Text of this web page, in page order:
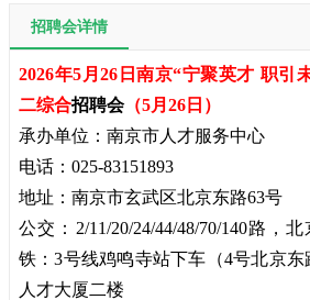
招聘会详情
2026年5月26日南京“宁聚英才 职引
二综合招聘会（5月26日）
承办单位：南京市人才服务中心
电话：025-83151893
地址：南京市玄武区北京东路63号
公交：2/11/20/24/44/48/70/140路，
铁：3号线鸡鸣寺站下车（4号北京东
人才大厦二楼